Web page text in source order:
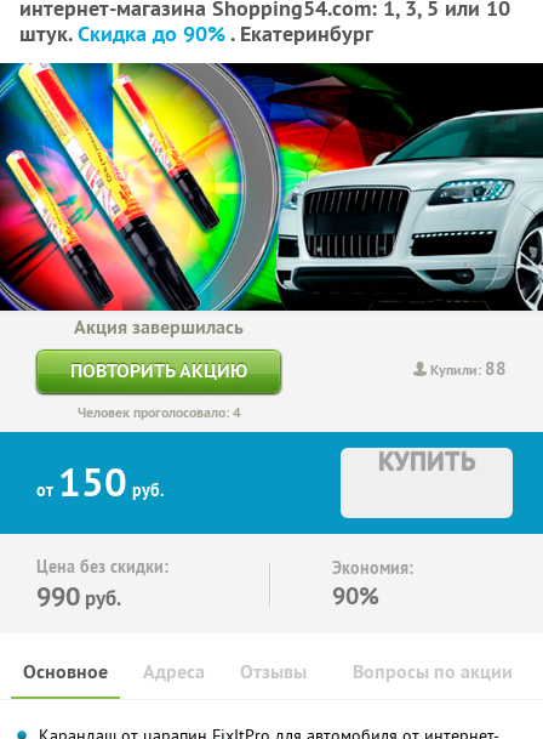
интернет-магазина Shopping54.com: 1, 3, 5 или 10
штук.Скидка до 90%. Екатеринбург
Купили: 88
Акция завершилась
ПОВТОРИТЬ АКЦИЮ
Человек проголосовало: 4
от 150 руб.
КУПИТЬ
Цена без скидки:
990 руб.
Экономия:
90%
Основное Отзывы Вопросы по акции
Адреса